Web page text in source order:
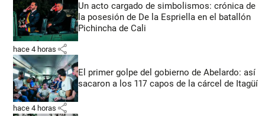
Un acto cargado de simbolismos: crónica de
la posesión de De la Espriella en el batallón
Pichincha de Cali
hace 4 horas share
El primer golpe del gobierno de Abelardo: así
sacaron a los 117 capos de la cárcel de Itagüí
hace 4 horas share